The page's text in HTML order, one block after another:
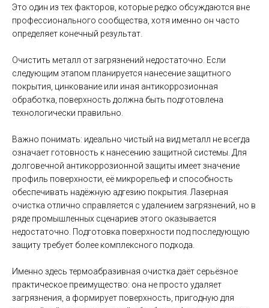
Это один из тех факторов, которые редко обсуждаются вне
профессионального сообщества, хотя именно он часто
определяет конечный результат.
Очистить металл от загрязнений недостаточно. Если
следующим этапом планируется нанесение защитного
покрытия, цинкование или иная антикоррозионная
обработка, поверхность должна быть подготовлена
технологически правильно.
Важно понимать: идеально чистый на вид металл не всегда
означает готовность к нанесению защитной системы. Для
долговечной антикоррозионной защиты имеет значение
профиль поверхности, её микрорельеф и способность
обеспечивать надёжную адгезию покрытия. Лазерная
очистка отлично справляется с удалением загрязнений, но в
ряде промышленных сценариев этого оказывается
недостаточно. Подготовка поверхности под последующую
защиту требует более комплексного подхода.
Именно здесь термоабразивная очистка даёт серьёзное
практическое преимущество: она не просто удаляет
загрязнения, а формирует поверхность, пригодную для